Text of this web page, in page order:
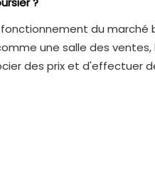
du marché
une salle des
des prix et d'effectuer